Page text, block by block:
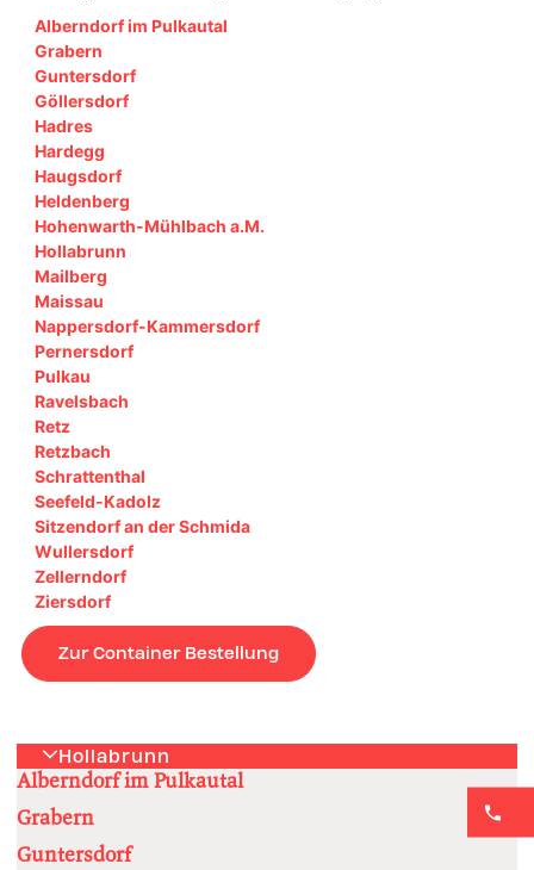
Alberndorf im Pulkautal
Grabern
Guntersdorf
Göllersdorf
Hadres
Hardegg
Haugsdorf
Heldenberg
Hohenwarth-Mühlbach a.M.
Hollabrunn
Mailberg
Maissau
Nappersdorf-Kammersdorf
Pernersdorf
Pulkau
Ravelsbach
Retz
Retzbach
Schrattenthal
Seefeld-Kadolz
Sitzendorf an der Schmida
Wullersdorf
Zellerndorf
Ziersdorf
Zur Container Bestellung
Hollabrunn
Alberndorf im Pulkautal
Grabern
Guntersdorf